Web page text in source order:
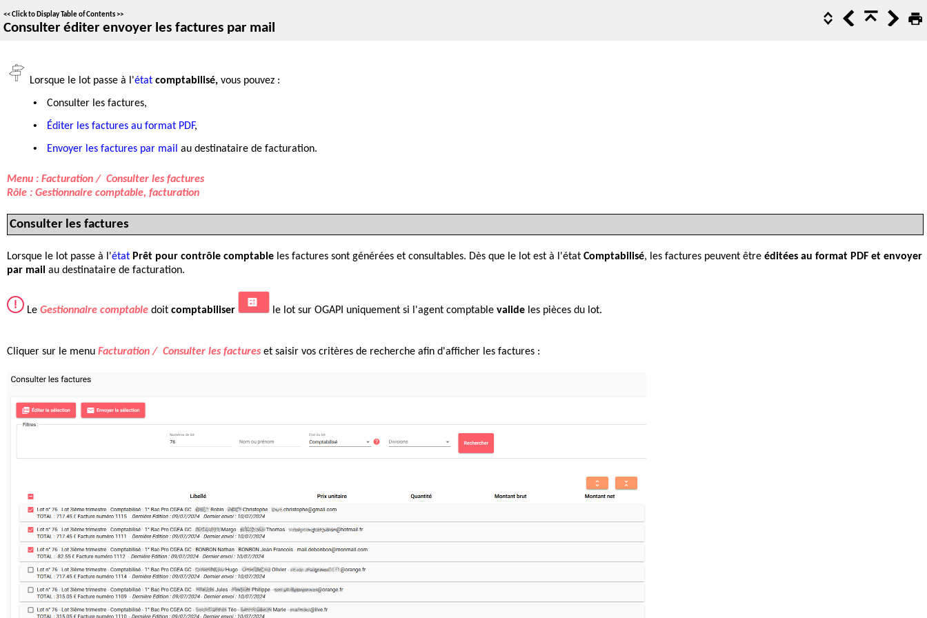
<<Click to Display Table of Contents >>
Consulter éditer envoyer les factures par mail
Lorsque le lot passe à l'état comptabilisé, vous pouvez :
• Consulter les factures,
• Éditer les factures au format PDF,
• Envoyer les factures par mail au destinataire de facturation.
Menu : Facturation / Consulter les factures
Rôle : Gestionnaire comptable, facturation
Consulter les factures
Lorsque le lot passe à l'état Prêt pour contrôle comptable les factures sont générées et consultables. Dès que le lot est à l'état Comptabilisé, les factures peuvent être éditées au format PDF et envoyer
par mail au destinataire de facturation.
Le Gestionnaire comptable doit comptabiliser le lot sur OGAPI uniquement si l'agent comptable valide les pièces du lot.
Cliquer sur le menu Facturation / Consulter les factures et saisir vos critères de recherche afin d'afficher les factures :